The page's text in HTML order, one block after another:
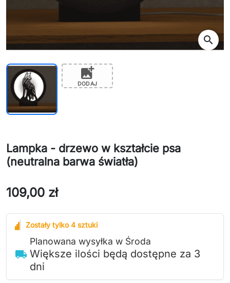
search
add_photo_alternate
DODAJ
Lampka - drzewo w kształcie psa
(neutralna barwa światła)
109,00 zł
Zostały tylko 4 sztuki
local_shipping
Planowana wysyłka w Środa
Większe ilości będą dostępne za 3
dni